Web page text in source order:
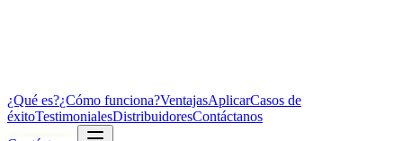
¿Qué es?¿Cómo funciona?VentajasAplicarCasos de
éxitoTestimonialesDistribuidoresContáctanos